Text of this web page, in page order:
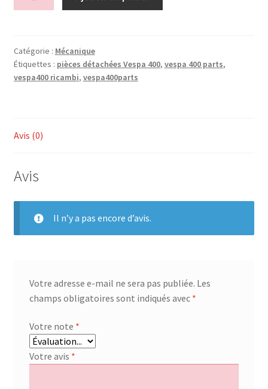
1er
serie
Catégorie : Mécanique
Étiquettes : pièces détachées Vespa 400, vespa 400 parts,
vespa400 ricambi, vespa400parts
Avis (0)
Avis
Il n’y a pas encore d’avis.
Votre adresse e-mail ne sera pas publiée. Les
champs obligatoires sont indiqués avec *
Votre note *
Votre avis *